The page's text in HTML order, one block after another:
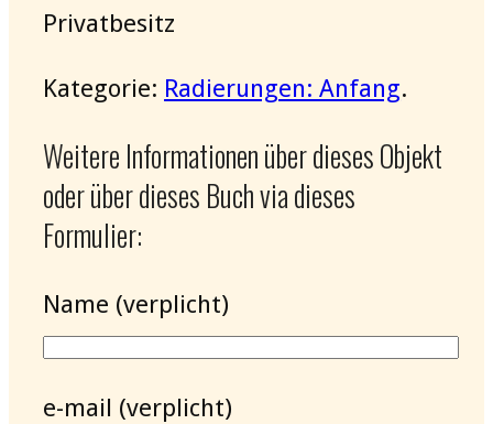
Privatbesitz
Kategorie: Radierungen: Anfang.
Weitere Informationen über dieses Objekt
oder über dieses Buch via dieses
Formulier:
Name (verplicht)
e-mail (verplicht)